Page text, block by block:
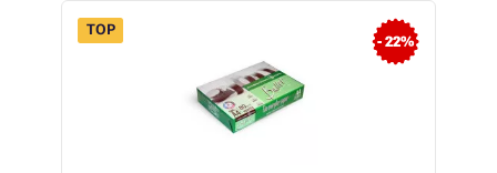
- 22%
TOP